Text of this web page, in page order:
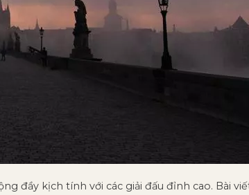
đầy kịch tính với các giải đấu đỉnh cao. Bài